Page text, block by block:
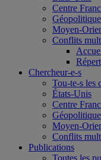
Centre
Géopolitique
Moyen-
Conflits
Chercheur-e-s
Tou-te-s les
États-Unis
Centre
Géopolitique
Moyen-
Conflits
Publications
Toutes les